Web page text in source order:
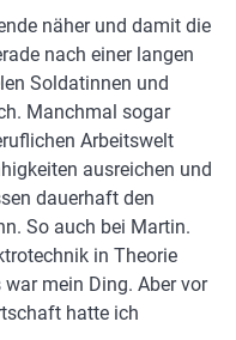
näher und damit die
nach einer langen
Soldatinnen und
Manchmal sogar
Arbeitswelt
ausreichen und
dauerhaft den
So auch bei Martin.
in Theorie
mein Ding. Aber vor
hatte ich